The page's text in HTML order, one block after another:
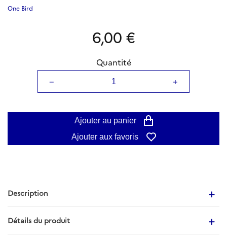
One Bird
6,00 €
Quantité
−
+
Ajouter au panier
Ajouter aux favoris
Description
Détails du produit